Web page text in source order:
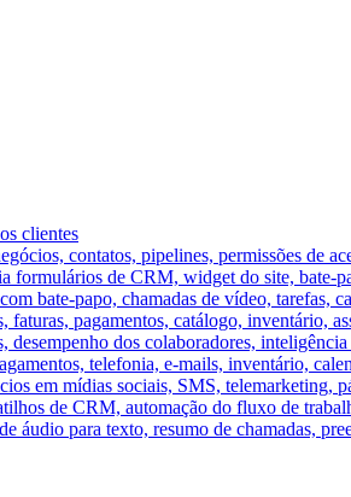
clientes
contatos, pipelines, permissões de
formulários de CRM, widget do site, bate-
bate-papo, chamadas de vídeo, tarefas,
faturas, pagamentos, catálogo, inventário,
desempenho dos colaboradores,
telefonia, e-mails, inventário,
em mídias sociais, SMS, telemarketing,
de CRM, automação do fluxo de
áudio para texto, resumo de chamadas,